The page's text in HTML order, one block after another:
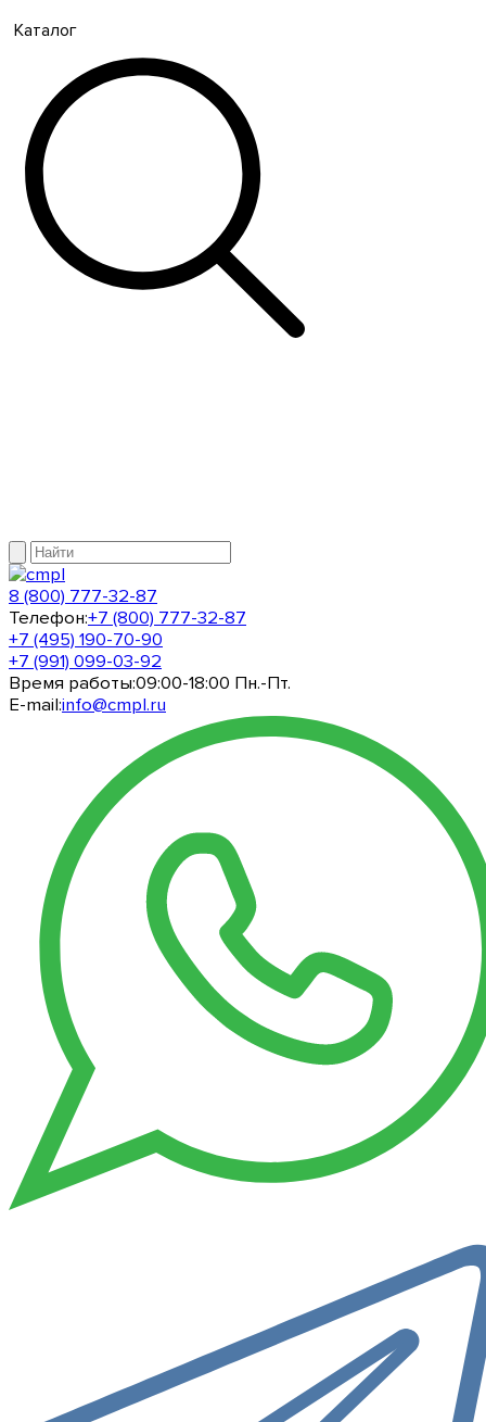
Каталог
8 (800) 777-32-87
Телефон:+7 (800) 777-32-87
+7 (495) 190-70-90
+7 (991) 099-03-92
Время работы:09:00-18:00 Пн.-Пт.
E-mail:info@cmpl.ru